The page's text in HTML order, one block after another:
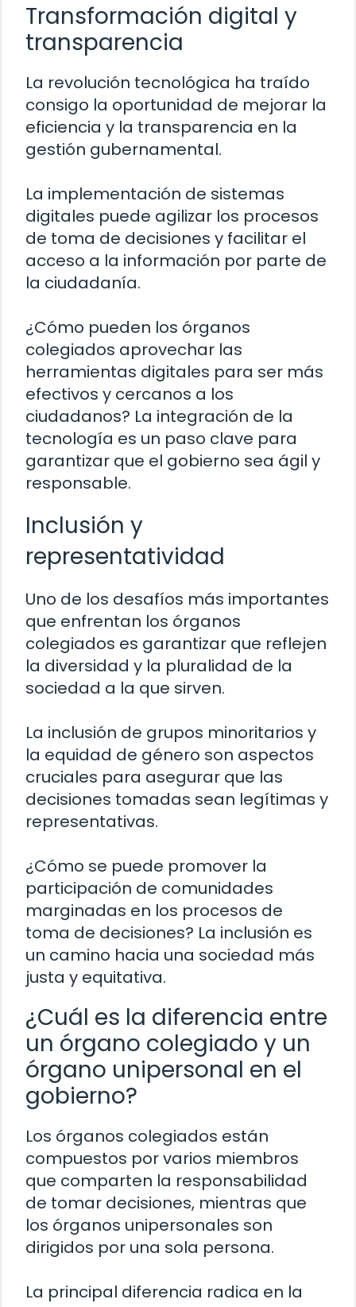
Transformación digital y
transparencia
La revolución tecnológica ha traído
consigo la oportunidad de mejorar la
eficiencia y la transparencia en la
gestión gubernamental.
La implementación de sistemas
digitales puede agilizar los procesos
de toma de decisiones y facilitar el
acceso a la información por parte de
la ciudadanía.
¿Cómo pueden los órganos
colegiados aprovechar las
herramientas digitales para ser más
efectivos y cercanos a los
ciudadanos? La integración de la
tecnología es un paso clave para
garantizar que el gobierno sea ágil y
responsable.
Inclusión y
representatividad
Uno de los desafíos más importantes
que enfrentan los órganos
colegiados es garantizar que reflejen
la diversidad y la pluralidad de la
sociedad a la que sirven.
La inclusión de grupos minoritarios y
la equidad de género son aspectos
cruciales para asegurar que las
decisiones tomadas sean legítimas y
representativas.
¿Cómo se puede promover la
participación de comunidades
marginadas en los procesos de
toma de decisiones? La inclusión es
un camino hacia una sociedad más
justa y equitativa.
¿Cuál es la diferencia entre
un órgano colegiado y un
órgano unipersonal en el
gobierno?
Los órganos colegiados están
compuestos por varios miembros
que comparten la responsabilidad
de tomar decisiones, mientras que
los órganos unipersonales son
dirigidos por una sola persona.
La principal diferencia radica en la